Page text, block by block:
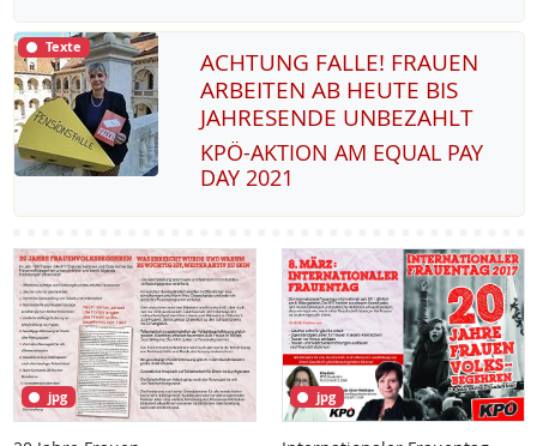
Texte
ACHTUNG FALLE! FRAUEN
ARBEITEN AB HEUTE BIS
JAHRESENDE UNBEZAHLT
KPÖ-AK­TI­ON AM EQUAL PAY
DAY 2021
jpg jpg